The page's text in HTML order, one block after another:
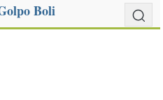
Golpo Boli